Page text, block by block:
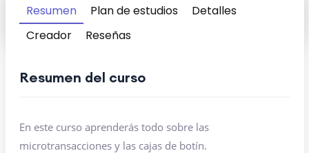
Resumen Plan de estudios
Detalles
Creador
Reseñas
Resumen del curso
En este curso aprenderás todo sobre las
microtransacciones y las cajas de botín.